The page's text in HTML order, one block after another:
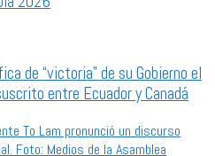
de “victoria” de su Gobierno el
entre Ecuador y Canadá